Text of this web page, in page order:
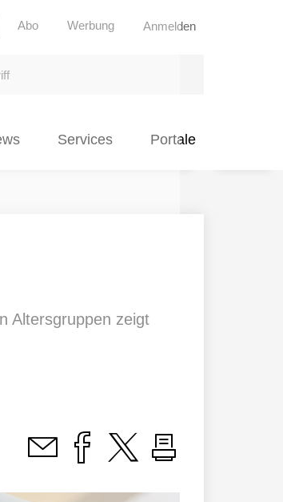
Abo Werbung Anmelden
Services Portale
Altersgruppen zeigt